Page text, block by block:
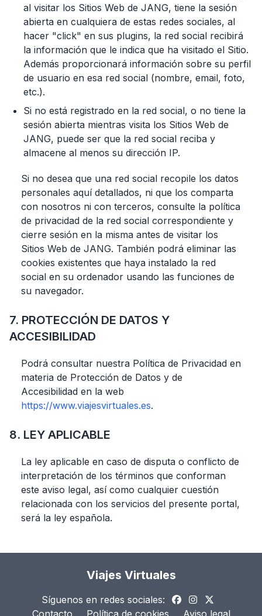
al visitar los Sitios Web de JANG, tiene la sesión
abierta en cualquiera de estas redes sociales, al
hacer "click" en sus plugins, la red social recibirá
la información que le indica que ha visitado el Sitio.
Además proporcionará información sobre su perfil
de usuario en esa red social (nombre, email, foto,
etc.).
Si no está registrado en la red social, o no tiene la
sesión abierta mientras visita los Sitios Web de
JANG, puede ser que la red social reciba y
almacene al menos su dirección IP.
Si no desea que una red social recopile los datos
personales aquí detallados, ni que los comparta
con nosotros ni con terceros, consulte la política
de privacidad de la red social correspondiente y
cierre sesión en la misma antes de visitar los
Sitios Web de JANG. También podrá eliminar las
cookies existentes que haya instalado la red
social en su ordenador usando las funciones de
su navegador.
7. PROTECCIÓN DE DATOS Y
ACCESIBILIDAD
Podrá consultar nuestra Política de Privacidad en
materia de Protección de Datos y de
Accesibilidad en la web
https://www.viajesvirtuales.es.
8. LEY APLICABLE
La ley aplicable en caso de disputa o conflicto de
interpretación de los términos que conforman
este aviso legal, así como cualquier cuestión
relacionada con los servicios del presente portal,
será la ley española.
Viajes Virtuales
Síguenos en redes sociales:
Contacto
Política de cookies Aviso legal